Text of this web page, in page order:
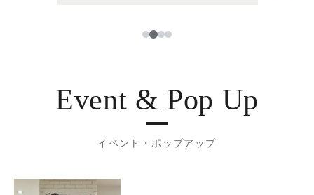
123
Event & Pop Up
イベント・ポップアップ